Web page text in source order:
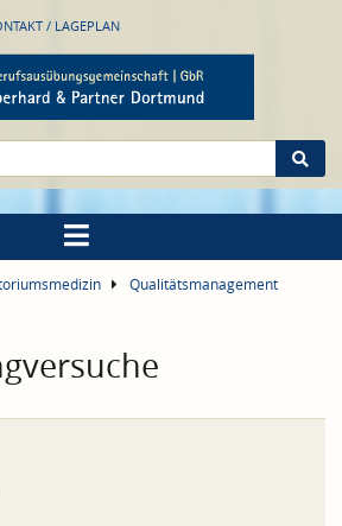
/ LAGEPLAN
Qualitätsmanagement